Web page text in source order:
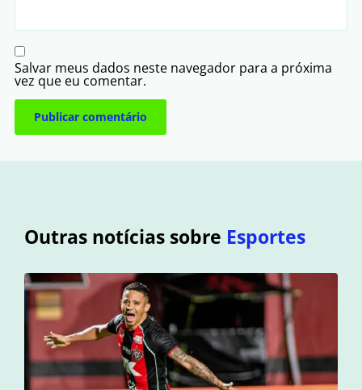
Salvar meus dados neste navegador para a próxima
vez que eu comentar.
Outras notícias sobre Esportes